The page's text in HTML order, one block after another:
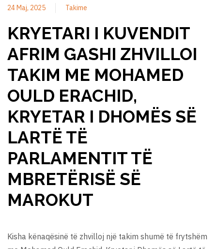
24 Maj, 2025 Takime
KRYETARI I KUVENDIT
AFRIM GASHI ZHVILLOI
TAKIM ME MOHAMED
OULD ERACHID,
KRYETAR I DHOMËS SË
LARTË TË
PARLAMENTIT TË
MBRETËRISË SË
MAROKUT
Kisha kënaqësinë të zhvilloj një takim shumë të frytshëm